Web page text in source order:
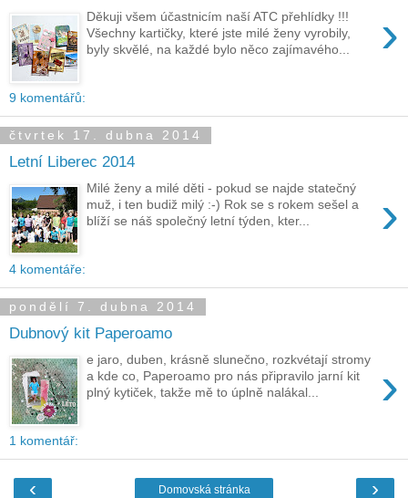
›
Děkuji všem účastnicím naší ATC přehlídky !!!
Všechny kartičky, které jste milé ženy vyrobily,
byly skvělé, na každé bylo něco zajímavého...
9 komentářů:
čtvrtek 17. dubna 2014
Letní Liberec 2014
›
Milé ženy a milé děti - pokud se najde statečný
muž, i ten budiž milý :-) Rok se s rokem sešel a
blíží se náš společný letní týden, kter...
4 komentáře:
pondělí 7. dubna 2014
Dubnový kit Paperoamo
›
e jaro, duben, krásně slunečno, rozkvétají stromy
a kde co, Paperoamo pro nás připravilo jarní kit
plný kytiček, takže mě to úplně nalákal...
1 komentář:
‹ ›
Domovská stránka